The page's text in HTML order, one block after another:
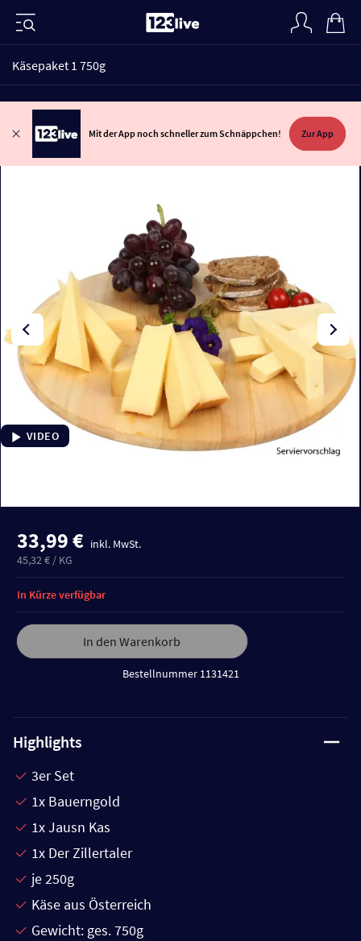
Käsepaket 1 750g
Mit der App noch schneller zum Schnäppchen! Zur App
VIDEO
33,99 € inkl. MwSt.
45,32 € / KG
In den Warenkorb
Bestellnummer 1131421
In Kürze verfügbar
Highlights
3er Set
1x Bauerngold
1x Jausn Kas
1x Der Zillertaler
je 250g
Käse aus Österreich
Gewicht: ges. 750g